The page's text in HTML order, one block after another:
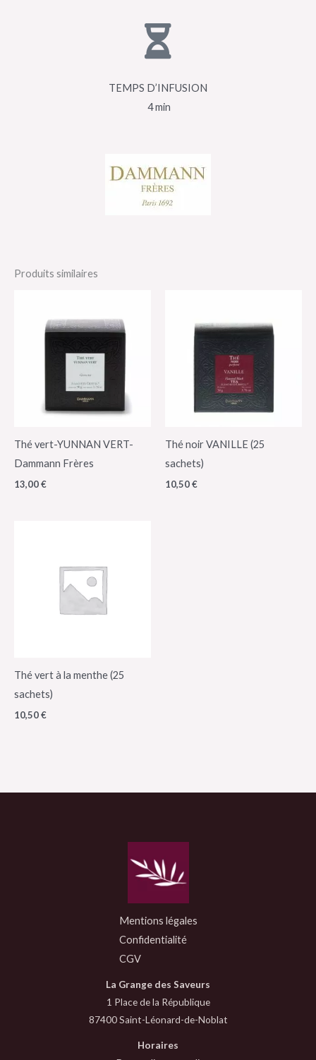
TEMPS D’INFUSION
4 min
Produits similaires
Thé vert-YUNNAN VERT-
Dammann Frères
13,00€
Thé noir VANILLE (25
sachets)
10,50€
Thé vert à la menthe (25
sachets)
10,50€
Mentions légales
Confidentialité
CGV
La Grange des Saveurs
1 Place de la République
87400 Saint-Léonard-de-Noblat
Horaires